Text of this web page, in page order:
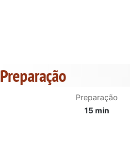
Preparação
Preparação
15 min